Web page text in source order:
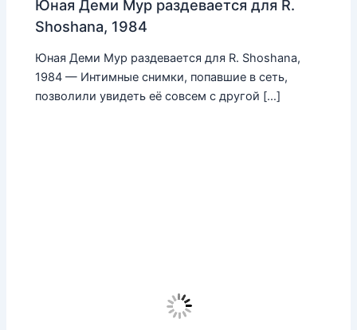
Юная Деми Мур раздевается для R.
Shoshana, 1984
Юная Деми Мур раздевается для R. Shoshana,
1984 — Интимные снимки, попавшие в сеть,
позволили увидеть её совсем с другой […]